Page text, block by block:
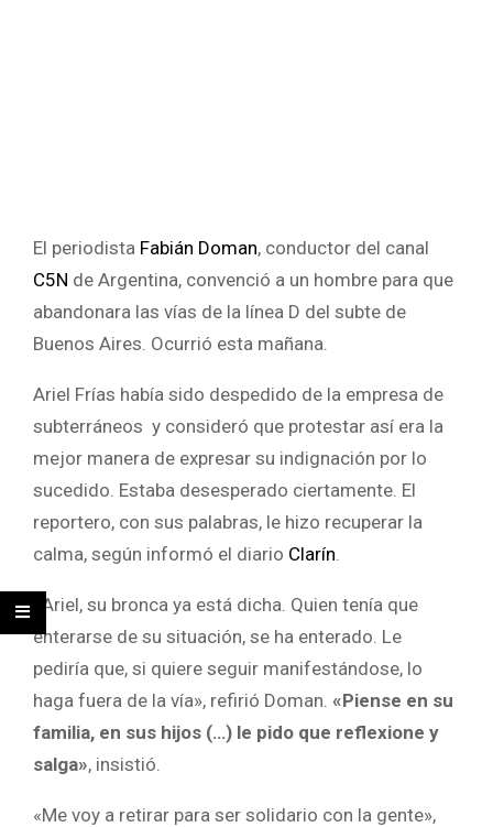
El periodista Fabián Doman, conductor del canal
C5N de Argentina, convenció a un hombre para que
abandonara las vías de la línea D del subte de
Buenos Aires. Ocurrió esta mañana.
Ariel Frías había sido despedido de la empresa de
subterráneos y consideró que protestar así era la
mejor manera de expresar su indignación por lo
sucedido. Estaba desesperado ciertamente. El
reportero, con sus palabras, le hizo recuperar la
calma, según informó el diario Clarín
«Ariel, su bronca ya está dicha. Quien tenía que
enterarse de su situación, se ha enterado. Le
pediría que, si quiere seguir manifestándose, lo
haga fuera de la vía», refirió Doman. «Piense en su
familia, en sus hijos (…) le pido que reflexione y
salga», insistió.
«Me voy a retirar para ser solidario con la gente»,